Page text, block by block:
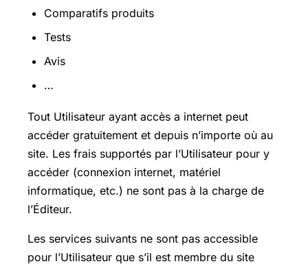
Comparatifs produits
Tests
Avis
…
Tout Utilisateur ayant accès a internet peut
accéder gratuitement et depuis n’importe où au
site. Les frais supportés par l’Utilisateur pour y
accéder (connexion internet, matériel
informatique, etc.) ne sont pas à la charge de
l’Éditeur.
Les services suivants ne sont pas accessible
pour l’Utilisateur que s’il est membre du site